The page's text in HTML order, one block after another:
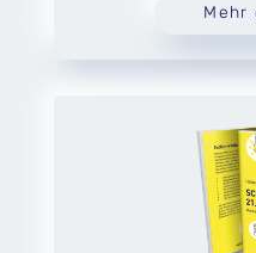
Mehr